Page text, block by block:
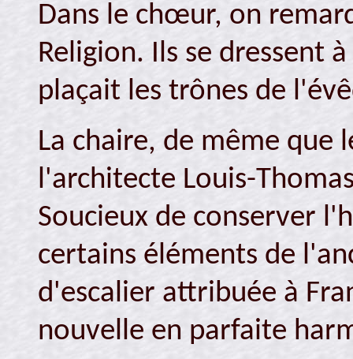
Dans le chœur, on
Religion. Ils se dressent
plaçait les trônes de
La chaire, de même
l'architecte Louis-
Soucieux de conserver
certains éléments de
d'escalier attribuée à
nouvelle en parfaite